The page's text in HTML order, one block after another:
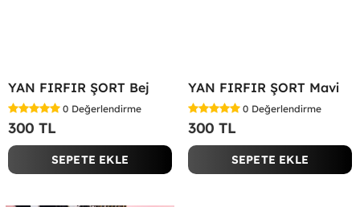
YAN FIRFIR ŞORT Bej
0 Değerlendirme
300 TL
SEPETE EKLE
YAN FIRFIR ŞORT Mavi
0 Değerlendirme
300 TL
SEPETE EKLE